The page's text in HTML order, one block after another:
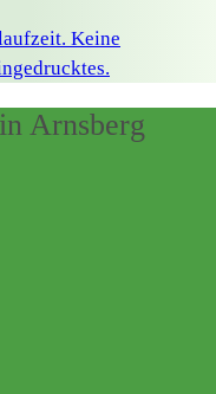
Keine
Arnsberg